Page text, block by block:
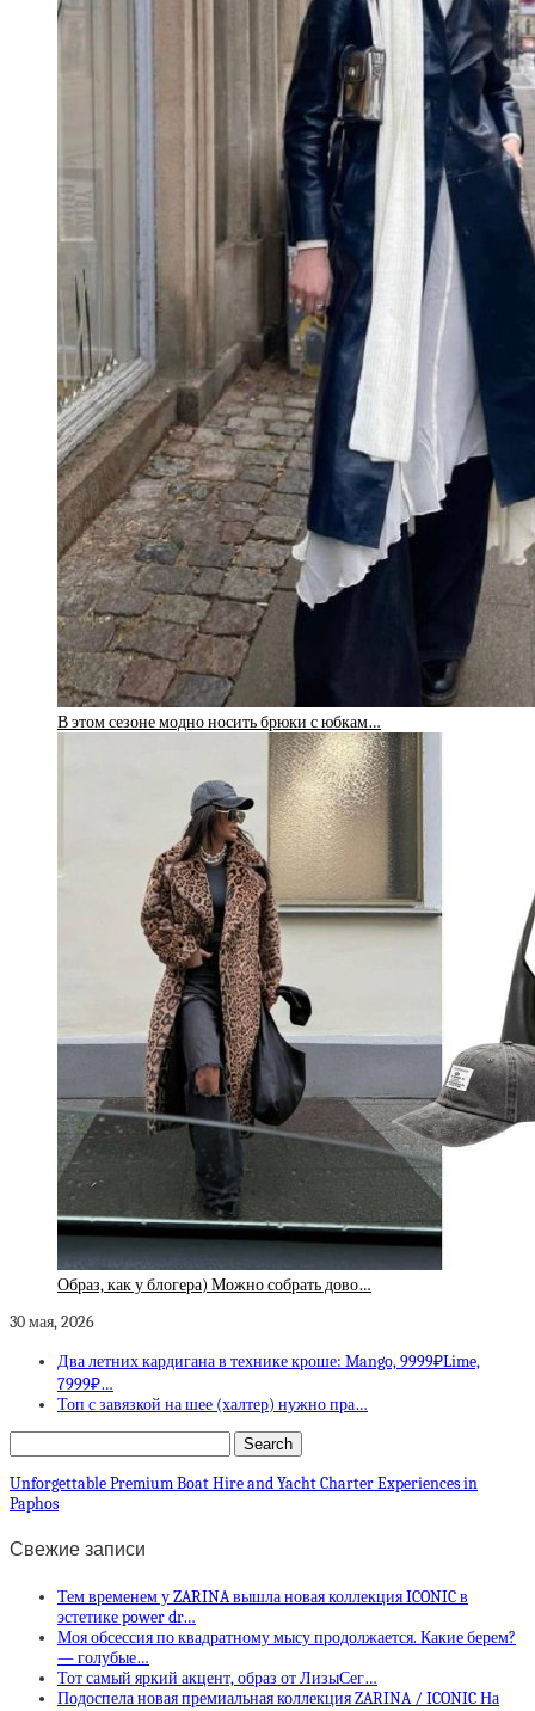
В этом сезоне модно носить брюки с юбкам…
Образ, как у блогера) Можно собрать дово…
30 мая, 2026
Два летних кардигана в технике кроше: Mango, 9999₽Lime,
7999₽…
Топ с завязкой на шее (халтер) нужно пра…
Unforgettable Premium Boat Hire and Yacht Charter Experiences in
Paphos
Свежие записи
Тем временем у ZARINA вышла новая коллекция ICONIC в
эстетике power dr…
Моя обсессия по квадратному мысу продолжается. Какие берем?
— голубые…
Тот самый яркий акцент, образ от ЛизыСег…
Подоспела новая премиальная коллекция ZARINA / ICONIC На